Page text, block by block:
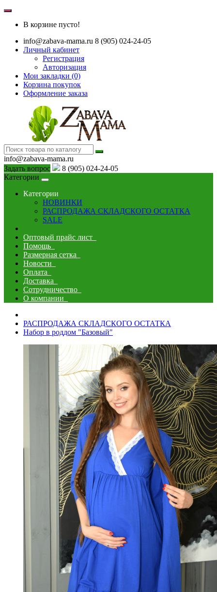
В корзине пусто!
info@zabava-mama.ru 8 (905) 024-24-05
Личный кабинет
Регистрация
Авторизация
Мои закладки (0)
Корзина покупок
Оформление заказа
info@zabava-mama.ru
Задать вопрос
8 (905) 024-24-05
Категории
Категории
НОВИНКИ
РАСПРОДАЖА СКЛАДСКОГО ОСТАТКА
SALE
Оптовый прайс лист
Помощь
Размерная сетка
Новости
Оплата
Доставка
Сотрудничество
О компании
РАСПРОДАЖА СКЛАДСКОГО ОСТАТКА
Набор в роддом "Базовый"